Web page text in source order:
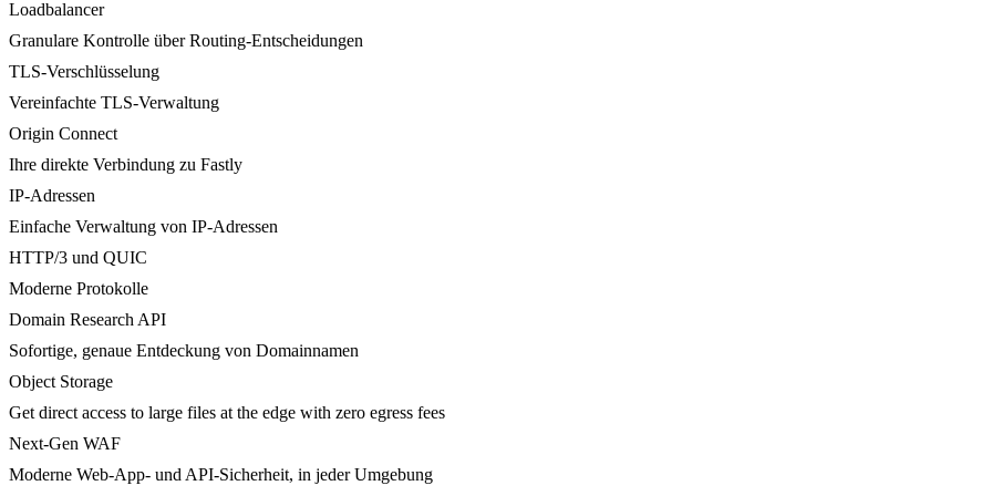
Loadbalancer
Granulare Kontrolle über Routing-Entscheidungen
TLS-Verschlüsselung
Vereinfachte TLS-Verwaltung
Origin Connect
Ihre direkte Verbindung zu Fastly
IP-Adressen
Einfache Verwaltung von IP-Adressen
HTTP/3 und QUIC
Moderne Protokolle
Domain Research API
Sofortige, genaue Entdeckung von Domainnamen
Object Storage
Get direct access to large files at the edge with zero egress fees
Next-Gen WAF
Moderne Web-App- und API-Sicherheit, in jeder Umgebung